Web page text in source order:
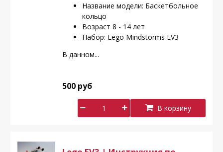
Название модели: Баскетбольное
кольцо
Возраст 8 - 14 лет
Набор: Lego Mindstorms EV3
В данном...
500 руб
В корзину